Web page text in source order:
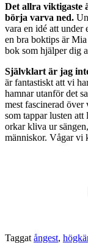
Det allra viktigaste
börja varva ned.
vara en idé att
en bra boktips är
bok som hjälper dig
Självklart är jag
är fantastiskt att vi
hamnar utanför det
mest fascinerad över
som tappar lusten att
orkar kliva ur
människor. Vågar vi
Taggat ångest,